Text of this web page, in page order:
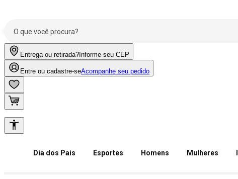
Entrega ou retirada? Informe seu CEP
Entre ou cadastre-seAcompanhe seu pedido
Dia dos Pais Esportes Homens Mulheres